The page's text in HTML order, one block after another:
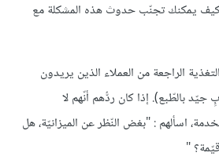
كيف يمكنك تجنّب حدوث هذه المشكلة مع
الراجعة من العملاء الذين يريدون
بالطّبع). إذا كان ردُّهم أنّهم لا
اسألهم : "بغض النّظر عن الميزانيّة، هل
"